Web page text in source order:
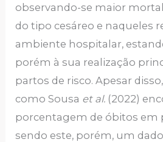
observando-se maior
do tipo cesáreo e naqueles
ambiente hospitalar,
porém à sua realização
partos de risco. Apesar
como Sousa et al. (2022)
porcentagem de óbitos em
sendo este, porém, um